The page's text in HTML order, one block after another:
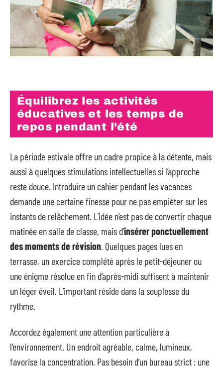
Équilibrez les activités
éducatives et les temps de
repos pendant l’été
La période estivale offre un cadre propice à la détente, mais
aussi à quelques stimulations intellectuelles si l’approche
reste douce. Introduire un cahier pendant les vacances
demande une certaine finesse pour ne pas empiéter sur les
instants de relâchement. L’idée n’est pas de convertir chaque
matinée en salle de classe, mais d’insérer ponctuellement
des moments de révision. Quelques pages lues en
terrasse, un exercice complété après le petit-déjeuner ou
une énigme résolue en fin d’après-midi suffisent à maintenir
un léger éveil. L’important réside dans la souplesse du
rythme.
Accordez également une attention particulière à
l’environnement. Un endroit agréable, calme, lumineux,
favorise la concentration. Pas besoin d’un bureau strict : une